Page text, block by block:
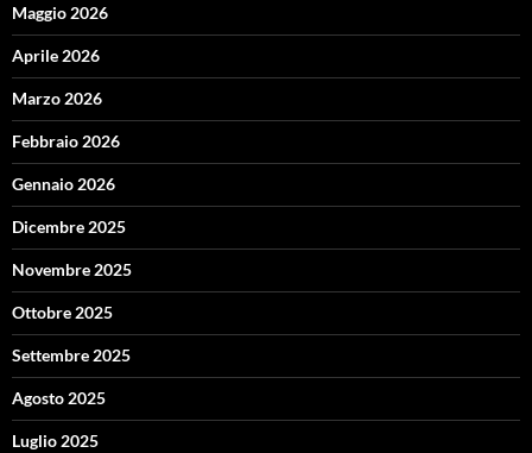
Maggio 2026
Aprile 2026
Marzo 2026
Febbraio 2026
Gennaio 2026
Dicembre 2025
Novembre 2025
Ottobre 2025
Settembre 2025
Agosto 2025
Luglio 2025